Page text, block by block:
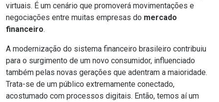
virtuais. É um cenário que promoverá movimentações e
negociações entre muitas empresas do mercado
financeiro.
A modernização do sistema financeiro brasileiro contribuiu
para o surgimento de um novo consumidor, influenciado
também pelas novas gerações que adentram a maioridade.
Trata-se de um público extremamente conectado,
acostumado com processos digitais. Então, temos aí um